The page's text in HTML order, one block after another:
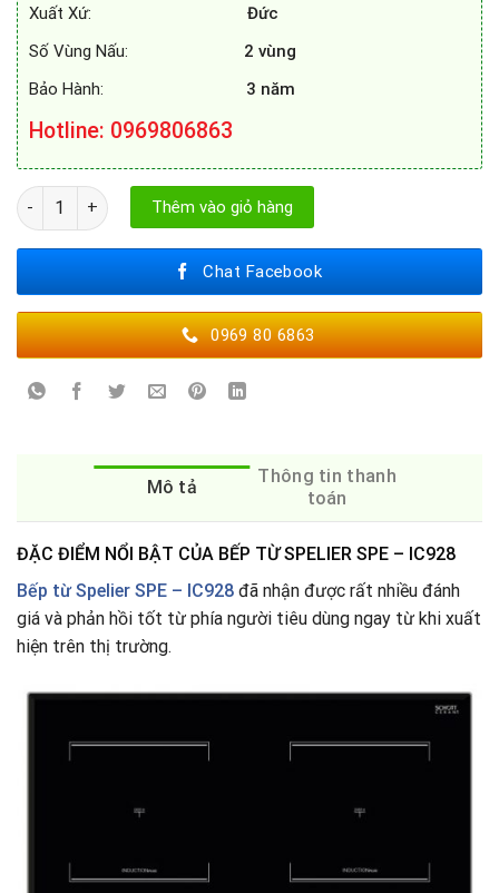
Xuất Xứ: Đức
Số Vùng Nấu: 2 vùng
Bảo Hành: 3 năm
Hotline: 0969806863
BẾP TỪ SPELIER SPE - IC928 số lượng
Thêm vào giỏ hàng
Chat Facebook
0969 80 6863
Mô tả
Thông tin thanh
toán
ĐẶC ĐIỂM NỔI BẬT CỦA BẾP TỪ SPELIER SPE – IC928
Bếp từ Spelier SPE – IC928 đã nhận được rất nhiều đánh
giá và phản hồi tốt từ phía người tiêu dùng ngay từ khi xuất
hiện trên thị trường.